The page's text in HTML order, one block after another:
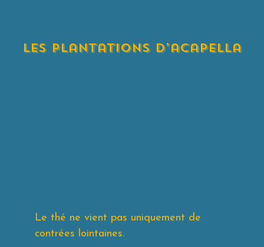
les plantations d’acapella
Le thé ne vient pas uniquement de
contrées lointaines.